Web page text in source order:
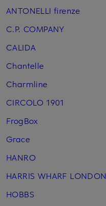
ANTONELLI firenze
C.P. COMPANY
CALIDA
Chantelle
Charmline
CIRCOLO 1901
FrogBox
Grace
HANRO
HARRIS WHARF LONDON
HOBBS